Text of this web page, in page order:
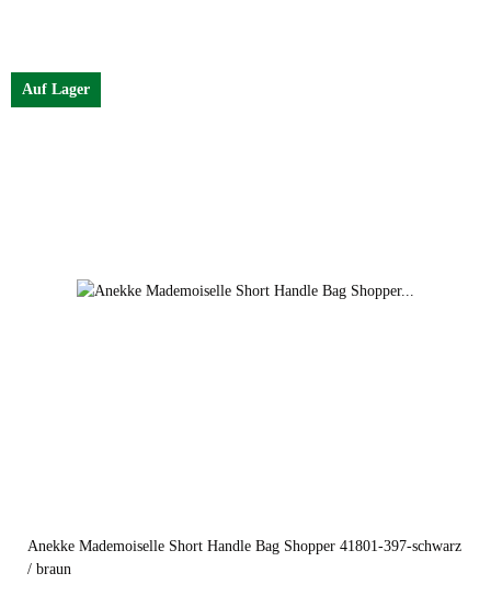
Auf Lager
Anekke Mademoiselle Short Handle Bag Shopper 41801-397-schwarz
/ braun